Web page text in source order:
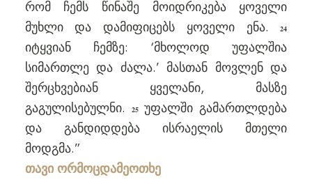
რომ ჩემს წინაშე მოიდრიკება ყოველი
მუხლი და დამიფიცებს ყოველი ენა.24
იტყვიან ჩემზე: ‘მხოლოდ უფალშია
სიმართლე და ძალა.’ მასთან მოვლენ და
შერცხვებიან ყველანი, მასზე
გაგულისებულნი.
25უფალში გამართლდება
და განდიდდება ისრაელის მთელი
მოდგმა.”
თავი ორმოცდამეოთხე